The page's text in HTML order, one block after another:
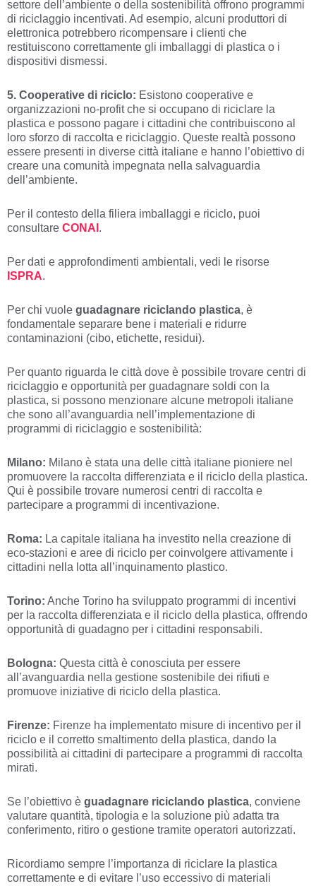
settore dell’ambiente o della sostenibilità offrono programmi
di riciclaggio incentivati. Ad esempio, alcuni produttori di
elettronica potrebbero ricompensare i clienti che
restituiscono correttamente gli imballaggi di plastica o i
dispositivi dismessi.
5. Cooperative di riciclo: Esistono cooperative e
organizzazioni no-profit che si occupano di riciclare la
plastica e possono pagare i cittadini che contribuiscono al
loro sforzo di raccolta e riciclaggio. Queste realtà possono
essere presenti in diverse città italiane e hanno l’obiettivo di
creare una comunità impegnata nella salvaguardia
dell’ambiente.
Per il contesto della filiera imballaggi e riciclo, puoi
consultare CONAI .
Per dati e approfondimenti ambientali, vedi le risorse
ISPRA.
Per chi vuole guadagnare riciclando plastica, è
fondamentale separare bene i materiali e ridurre
contaminazioni (cibo, etichette, residui).
Per quanto riguarda le città dove è possibile trovare centri di
riciclaggio e opportunità per guadagnare soldi con la
plastica, si possono menzionare alcune metropoli italiane
che sono all’avanguardia nell’implementazione di
programmi di riciclaggio e sostenibilità:
Milano: Milano è stata una delle città italiane pioniere nel
promuovere la raccolta differenziata e il riciclo della plastica.
Qui è possibile trovare numerosi centri di raccolta e
partecipare a programmi di incentivazione.
Roma: La capitale italiana ha investito nella creazione di
eco-stazioni e aree di riciclo per coinvolgere attivamente i
cittadini nella lotta all’inquinamento plastico.
Torino: Anche Torino ha sviluppato programmi di incentivi
per la raccolta differenziata e il riciclo della plastica, offrendo
opportunità di guadagno per i cittadini responsabili.
Bologna: Questa città è conosciuta per essere
all’avanguardia nella gestione sostenibile dei rifiuti e
promuove iniziative di riciclo della plastica.
Firenze: Firenze ha implementato misure di incentivo per il
riciclo e il corretto smaltimento della plastica, dando la
possibilità ai cittadini di partecipare a programmi di raccolta
mirati.
Se l’obiettivo è guadagnare riciclando plastica, conviene
valutare quantità, tipologia e la soluzione più adatta tra
conferimento, ritiro o gestione tramite operatori autorizzati.
Ricordiamo sempre l’importanza di riciclare la plastica
correttamente e di evitare l’uso eccessivo di materiali